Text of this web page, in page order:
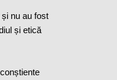
nu au fost
și etică